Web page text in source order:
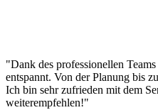
"Dank des professionellen
entspannt. Von der Planung bis
Ich bin sehr zufrieden mit dem
weiterempfehlen!"